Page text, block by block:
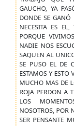
GAUCHO, YA
DONDE SE
NECESITA ES
PORQUE
NADIE NOS
SAQUEN AL
SE PUSO EL DE
ESTAMOS Y ESTO
MUCHO MAS DE
ROJA PERDON A
LOS
NOSOTROS, POR
SER PENSANTE